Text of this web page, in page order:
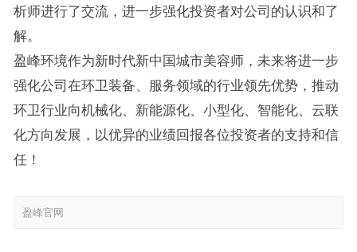
析师进行了交流，进一步强化投资者对公司的认识和了
解。
盈峰环境作为新时代新中国城市美容师，未来将进一步
强化公司在环卫装备、服务领域的行业领先优势，推动
环卫行业向机械化、新能源化、小型化、智能化、云联
化方向发展，以优异的业绩回报各位投资者的支持和信
任！
盈峰官网